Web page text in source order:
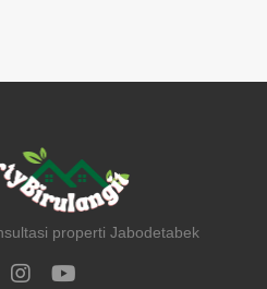
properti Jabodetabek